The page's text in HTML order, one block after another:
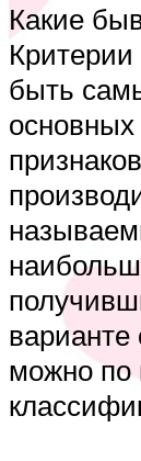
Какие
Критерии
быть
можно по